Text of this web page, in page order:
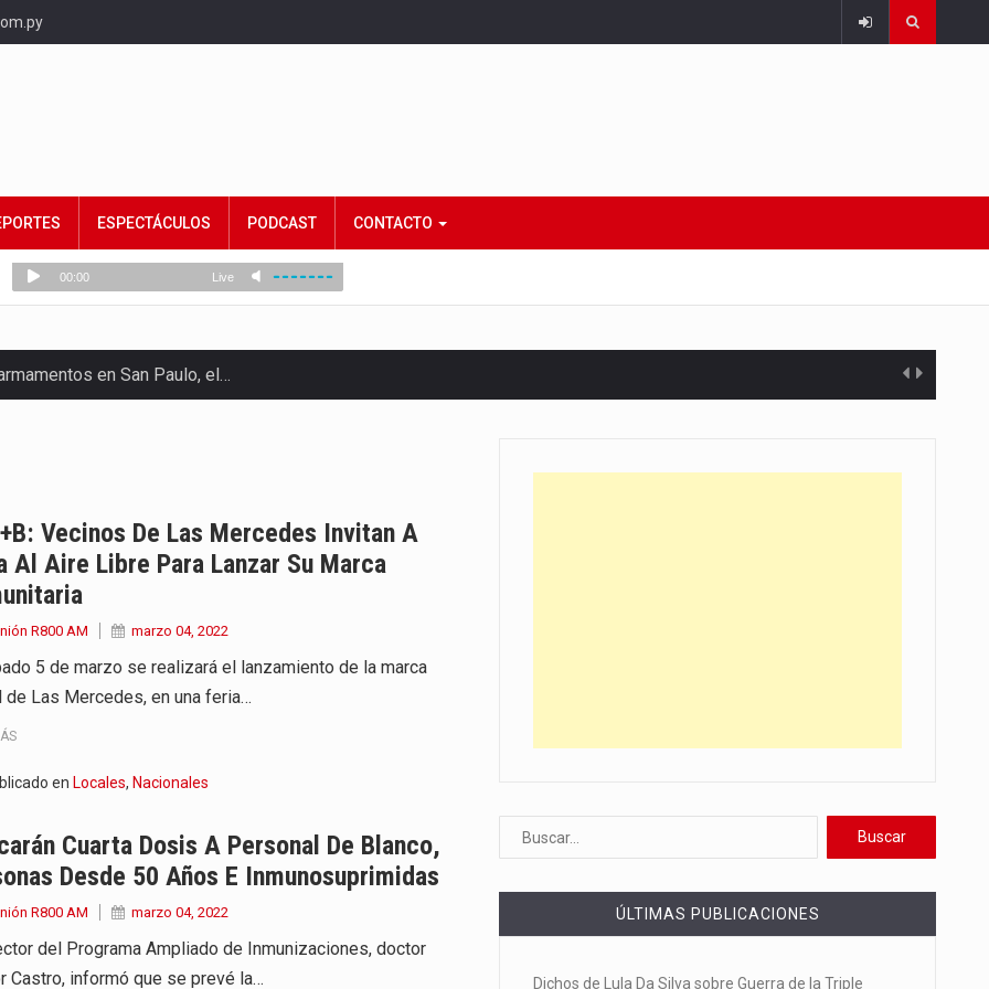
ESPECTÁCULOS PODCAST CONTACTO
en San Paulo, el…
(MEC) ha confirmado la…
que reside en…
en el aeropuerto…
extrema tensión durante la madrugada…
recorrido que realizó este jueves…
Ministerio de…
por un ambiente…
el Senado y,…
Vecinos De Las Mercedes Invitan A
Al Aire Libre Para Lanzar Su Marca
R800 AM marzo 04, 2022
5 de marzo se realizará el lanzamiento de la marca
de Las Mercedes, en una feria…
en Locales, Nacionales
Cuarta Dosis A Personal De Blanco,
Desde 50 Años E Inmunosuprimidas
R800 AM marzo 04, 2022
del Programa Ampliado de Inmunizaciones, doctor
Castro, informó que se prevé la…
ÚLTIMAS PUBLICACIONES
Dichos de Lula Da Silva sobre Guerra de la Triple